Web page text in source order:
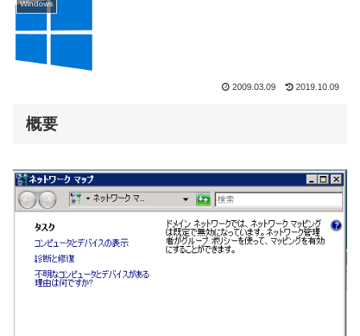
Windows
2009.03.09 2019.10.09
概要